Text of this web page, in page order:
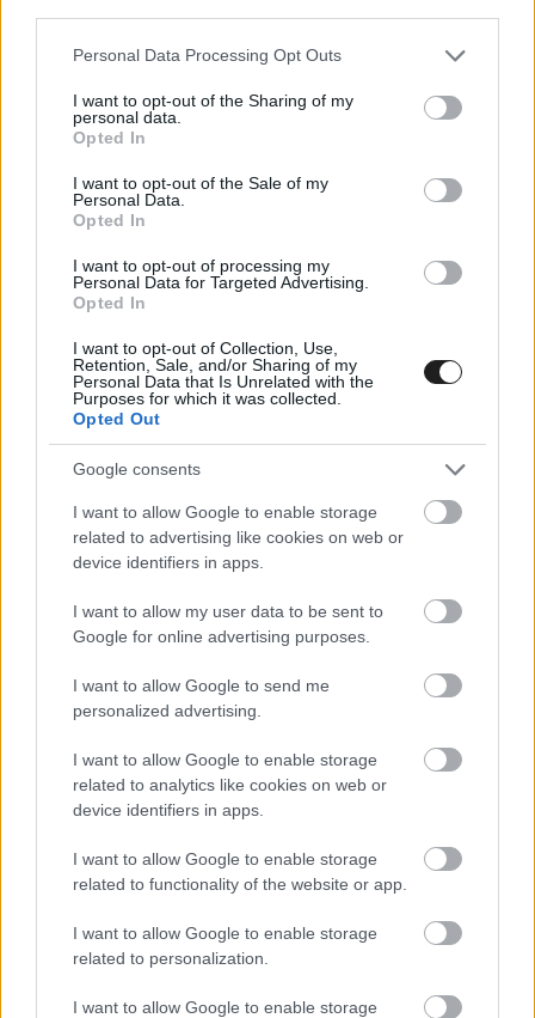
Please note that this website/app uses one or more Google
not limited to your visit or usage behaviour. You may click to
grant or deny consent to Google and its third-party tags to
use your data for below specified purposes in below Google
consent section.
Personal Data Processing Opt Outs
I want to opt-out of the Sharing of my
personal data.
Opted In
I want to opt-out of the Sale of my
Personal Data.
Opted In
I want to opt-out of processing my
Personal Data for Targeted Advertising.
Opted In
I want to opt-out of Collection, Use,
Retention, Sale, and/or Sharing of my
Personal Data that Is Unrelated with the
Purposes for which it was collected.
Opted Out
Google consents
I want to allow Google to enable storage
related to advertising like cookies on web or
device identifiers in apps.
I want to allow my user data to be sent to
Google for online advertising purposes.
I want to allow Google to send me
personalized advertising.
I want to allow Google to enable storage
related to analytics like cookies on web or
device identifiers in apps.
I want to allow Google to enable storage
related to functionality of the website or app.
I want to allow Google to enable storage
related to personalization.
I want to allow Google to enable storage
FIM SuperEnduro World Championship
(@superenduro_fim) által megosztott bejegyzés